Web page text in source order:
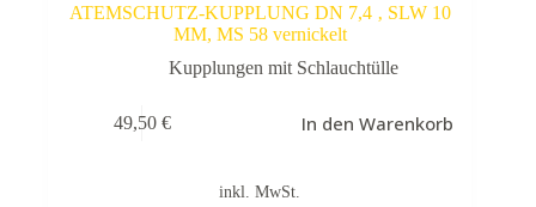
ATEMSCHUTZ-KUPPLUNG DN 7,4 ‚ SLW 10
MM, MS 58 vernickelt
Kupplungen mit Schlauchtülle
49,50 € In den Warenkorb
inkl. MwSt.